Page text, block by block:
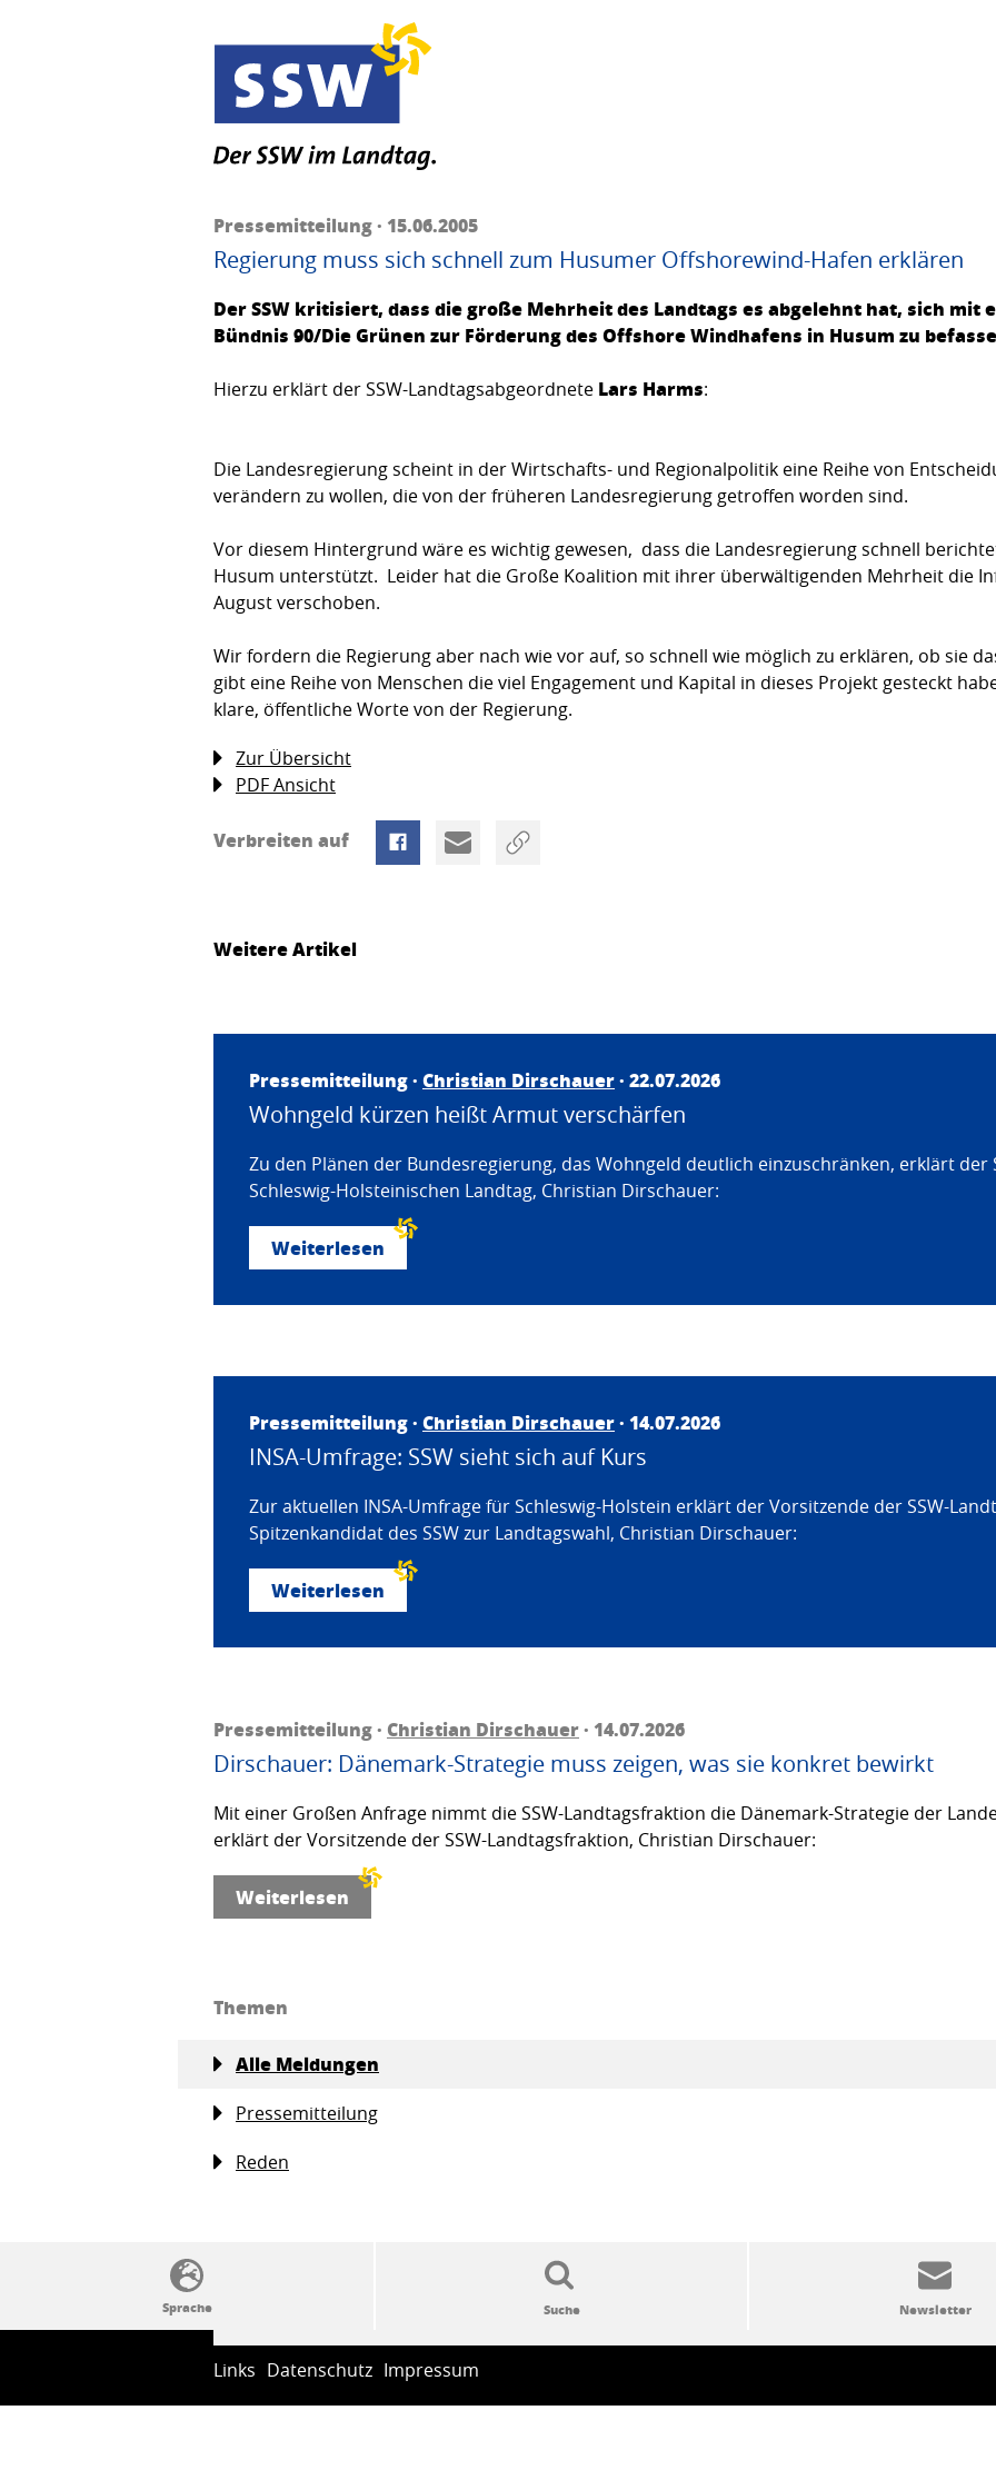
Pressemitteilung · 15.06.2005
Regierung muss sich schnell zum Husumer Offshorewind-Hafen erklären
Der SSW kritisiert, dass die große Mehrheit des Landtags es abgelehnt hat, sich
Bündnis 90/Die Grünen zur Förderung des Offshore Windhafens in Husum zu
Hierzu erklärt der SSW-Landtagsabgeordnete Lars Harms:
Die Landesregierung scheint in der Wirtschafts- und Regionalpolitik eine Reihe von
verändern zu wollen, die von der früheren Landesregierung getroffen worden sind.
Vor diesem Hintergrund wäre es wichtig gewesen, dass die Landesregie­rung schnell
Husum unterstützt. Leider hat die Große Koalition mit ihrer überwältigenden Mehrheit die
August verschoben.
Wir fordern die Regierung aber nach wie vor auf, so schnell wie möglich zu erklären, ob sie
gibt eine Reihe von Men­schen die viel Engagement und Kapital in dieses Projekt gesteckt
klare, öffentliche Worte von der Regierung.
Zur Übersicht
PDF Ansicht
Verbreiten auf
Weitere Artikel
Pressemitteilung · Christian Dirschauer· 22.07.2026
Wohngeld kürzen heißt Armut verschärfen
Zu den Plänen der Bundesregierung, das Wohngeld deutlich einzuschränken, erklärt der
Schleswig-Holsteinischen Landtag, Christian Dirschauer:
Weiterlesen
Pressemitteilung · Christian Dirschauer· 14.07.2026
INSA-Umfrage: SSW sieht sich auf Kurs
Zur aktuellen INSA-Umfrage für Schleswig-Holstein erklärt der Vorsitzende der SSW-
Spitzenkandidat des SSW zur Landtagswahl, Christian Dirschauer:
Weiterlesen
Pressemitteilung · Christian Dirschauer· 14.07.2026
Dirschauer: Dänemark-Strategie muss zeigen, was sie konkret bewirkt
Mit einer Großen Anfrage nimmt die SSW-Landtagsfraktion die Dänemark-Strategie der
erklärt der Vorsitzende der SSW-Landtagsfraktion, Christian Dirschauer:
Weiterlesen
Themen
Alle Meldungen
Pressemitteilung
Reden
Links Datenschutz Impressum